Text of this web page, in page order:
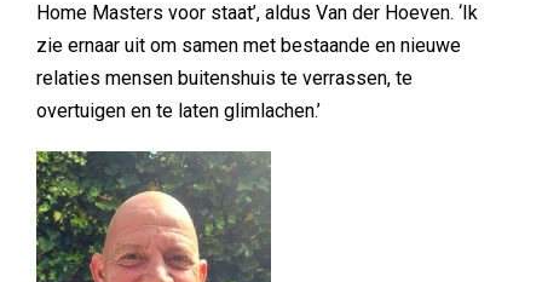
Home Masters voor staat’, aldus Van der Hoeven. ‘Ik
zie ernaar uit om samen met bestaande en nieuwe
relaties mensen buitenshuis te verrassen, te
overtuigen en te laten glimlachen.’